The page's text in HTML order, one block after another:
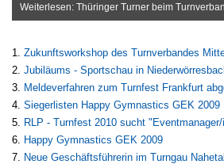
Weiterlesen: Thüringer Turner beim
Zukunftsworkshop des Turnverbandes
Jubiläums - Sportschau in
Meldeverfahren zum Turnfest Frankfurt
Siegerlisten Happy Gymnastics GEK 2009
RLP - Turnfest 2010 sucht "Eventmanager/
Happy Gymnastics GEK 2009
Neue Geschäftsführerin im Turngau Nahetal